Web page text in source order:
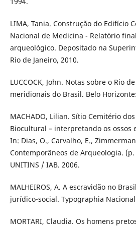
LIMA, Tania. Construção do Edifício
Nacional de Medicina - Relatório
arqueológico. Depositado na
Rio de Janeiro, 2010.
LUCCOCK, John. Notas sobre o Rio
meridionais do Brasil. Belo
MACHADO, Lilian. Sítio Cemitério
Biocultural – interpretando os ossos
In: Dias, O., Carvalho, E.,
Contemporâneos de Arqueologia. (p.
UNITINS / IAB. 2006.
MALHEIROS, A. A escravidão no
jurídico-social. Typographia
MORTARI, Claudia. Os homens